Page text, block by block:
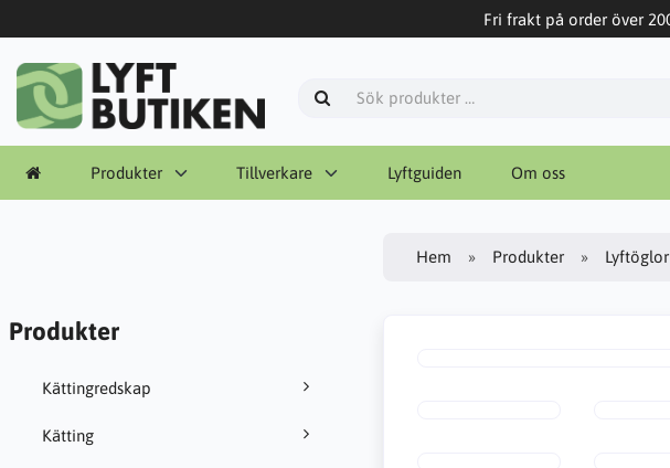
Fri frakt på order över
Produkter Tillverkare Lyftguiden Om oss
Produkter
Kättingredskap
Kätting
Hem Produkter Lyftöglor